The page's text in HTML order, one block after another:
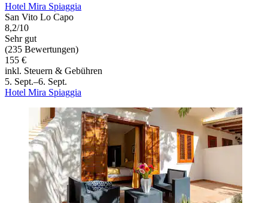
Hotel Mira Spiaggia
San Vito Lo Capo
8,2/10
Sehr gut
(235 Bewertungen)
155 €
inkl. Steuern & Gebühren
5. Sept.–6. Sept.
Hotel Mira Spiaggia